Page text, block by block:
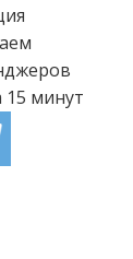
15 минут